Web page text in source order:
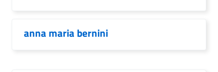
anna maria bernini